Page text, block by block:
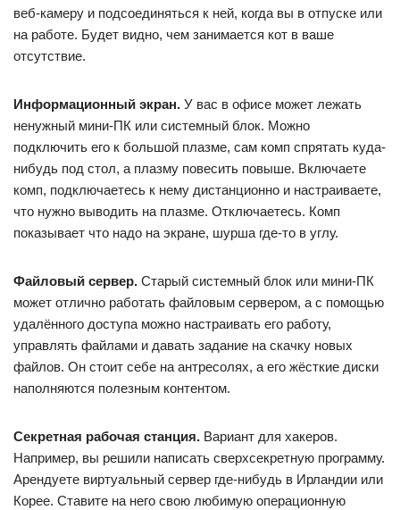
веб-камеру и подсоединяться к ней, когда вы в отпуске или
на работе. Будет видно, чем занимается кот в ваше
отсутствие.
Информационный экран. У вас в офисе может лежать
ненужный мини-ПК или системный блок. Можно
подключить его к большой плазме, сам комп спрятать куда-
нибудь под стол, а плазму повесить повыше. Включаете
комп, подключаетесь к нему дистанционно и настраиваете,
что нужно выводить на плазме. Отключаетесь. Комп
показывает что надо на экране, шурша где-то в углу.
Файловый сервер. Старый системный блок или мини-ПК
может отлично работать файловым сервером, а с помощью
удалённого доступа можно настраивать его работу,
управлять файлами и давать задание на скачку новых
файлов. Он стоит себе на антресолях, а его жёсткие диски
наполняются полезным контентом.
Секретная рабочая станция. Вариант для хакеров.
Например, вы решили написать сверхсекретную программу.
Арендуете виртуальный сервер где-нибудь в Ирландии или
Корее. Ставите на него свою любимую операционную